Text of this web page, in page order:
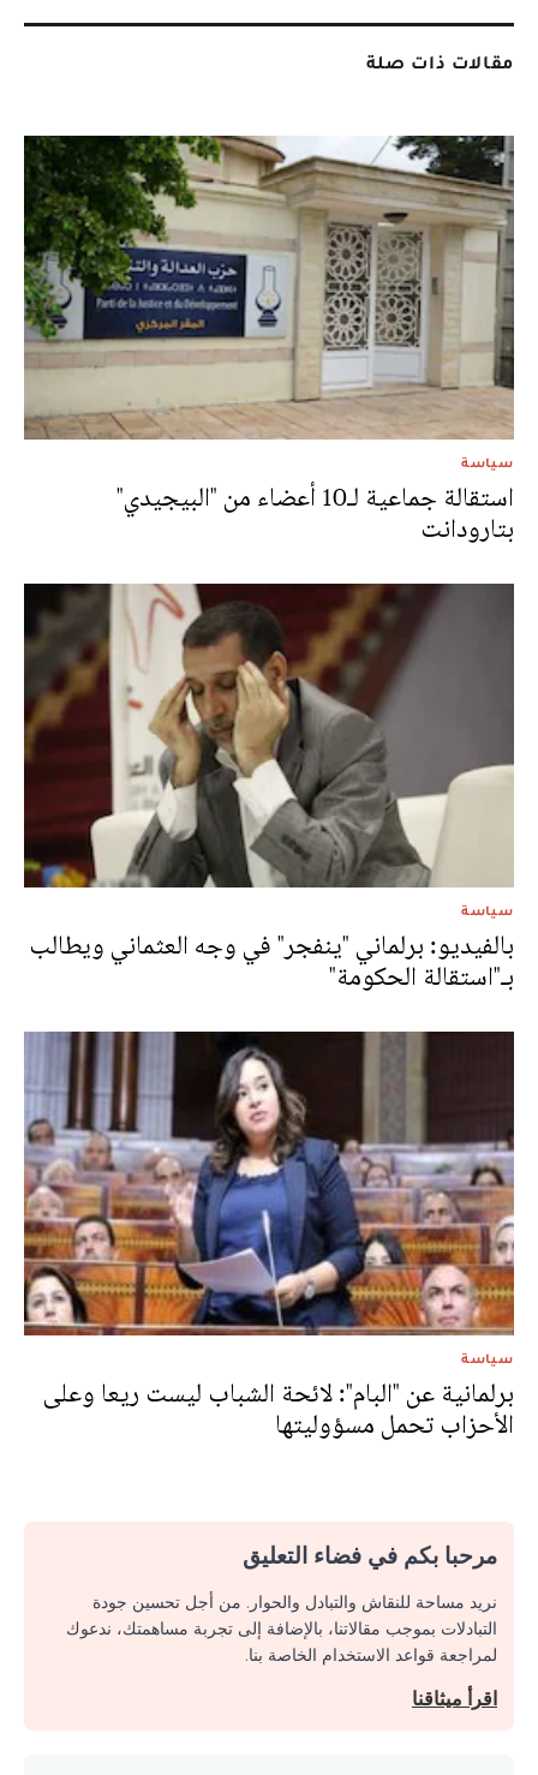
مقالات ذات صلة
سياسة
استقالة جماعية لـ10 أعضاء من "البيجيدي"
بتارودانت
سياسة
بالفيديو: برلماني "ينفجر" في وجه العثماني ويطالب
بـ"استقالة الحكومة"
سياسة
برلمانية عن "البام": لائحة الشباب ليست ريعا وعلى
الأحزاب تحمل مسؤوليتها
مرحبا بكم في فضاء التعليق
نريد مساحة للنقاش والتبادل والحوار. من أجل تحسين جودة
التبادلات بموجب مقالاتنا، بالإضافة إلى تجربة مساهمتك، ندعوك
لمراجعة قواعد الاستخدام الخاصة بنا.
اقرأ ميثاقنا